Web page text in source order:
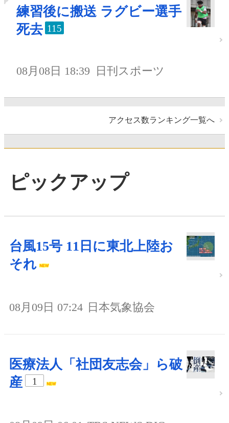
練習後に搬送 ラグビー選手
死去 115
08月08日 18:39 日刊スポーツ
アクセス数ランキング一覧へ
ピックアップ
台風15号 11日に東北上陸お
それ
08月09日 07:24 日本気象協会
医療法人「社団友志会」ら破
産
1